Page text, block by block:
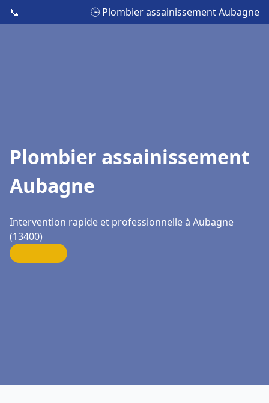
📞 🕒 Plombier assainissement Aubagne
Plombier assainissement
Aubagne
Intervention rapide et professionnelle à Aubagne
(13400)